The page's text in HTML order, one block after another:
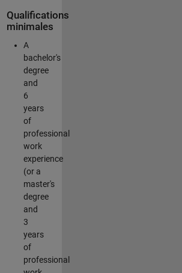
Qualifications
minimales
A
bachelor's
degree
and
6
years
of
professional
work
experience
(or a
master's
degree
and
3
years
of
professional